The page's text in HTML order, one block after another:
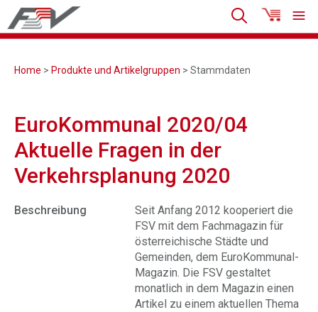
Home > Produkte und Artikelgruppen > Stammdaten
EuroKommunal 2020/04
Aktuelle Fragen in der
Verkehrsplanung 2020
Beschreibung
Seit Anfang 2012 kooperiert die
FSV mit dem Fachmagazin für
österreichische Städte und
Gemeinden, dem EuroKommunal-
Magazin. Die FSV gestaltet
monatlich in dem Magazin einen
Artikel zu einem aktuellen Thema